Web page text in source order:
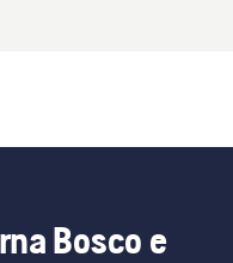
Bosco e